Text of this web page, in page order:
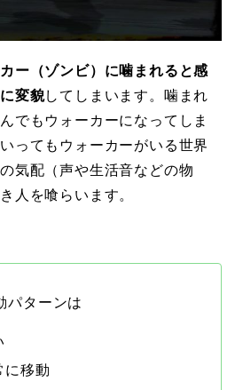
ー（ゾンビ）に噛まれると感
変貌してしまいます。噛まれ
でもウォーカーになってしま
ってもウォーカーがいる世界
気配（声や生活音などの物
人を喰らいます。
パターンは
に移動